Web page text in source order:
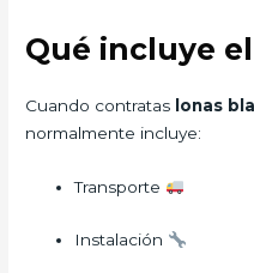
Qué incluye
Cuando contratas lonas
normalmente incluye:
Transporte
Instalación